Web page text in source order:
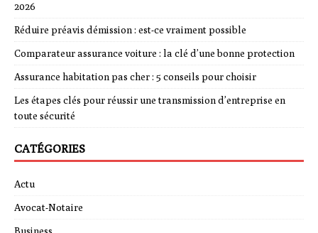
2026
Réduire préavis démission : est-ce vraiment possible
Comparateur assurance voiture : la clé d’une bonne protection
Assurance habitation pas cher : 5 conseils pour choisir
Les étapes clés pour réussir une transmission d’entreprise en
toute sécurité
CATÉGORIES
Actu
Avocat-Notaire